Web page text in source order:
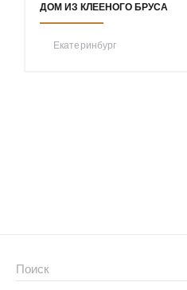
ДОМ ИЗ КЛЕЕНОГО БРУСА
Екатеринбург